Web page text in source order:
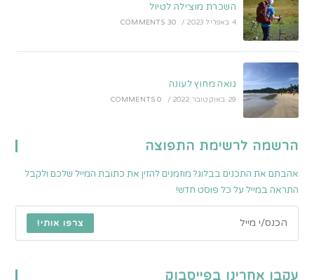
השכרת מוצ׳ילה לטיול
4 באפריל 2023 /
30 COMMENTS
גואה מחוץ לעונה
29 באוקטובר 2022 /
0 COMMENTS
הרשמה לרשימת התפוצה
אהבתם את התכנים בבלוג? מוזמנים להזין את כתובת המייל שלכם ולקבל
התראה במייל על כל פוסט חדש!
צרפו אותי!
עקבו אחרינו בפייסבוק